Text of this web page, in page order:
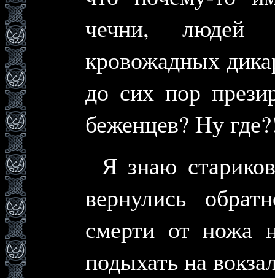
чечни,
кровожадных
до сих пор
беженцев? Hу
Я знаю
вернулись
смерти от ножа
подыхать на